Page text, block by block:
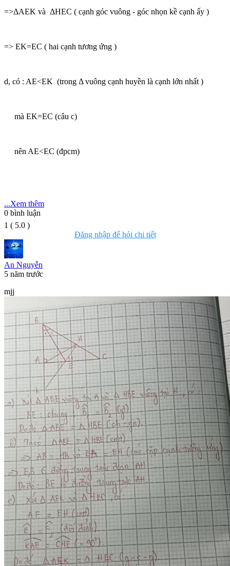
=>ΔAEK và ΔHEC ( cạnh góc vuông - góc nhọn kề cạnh ấy )
=> EK=EC ( hai cạnh tương ứng )
d, có : AE<EK (trong Δ vuông cạnh huyền là cạnh lớn nhất )
mà EK=EC (câu c)
nên AE<EC (đpcm)
...Xem thêm
0 bình luận
1 ( 5.0 )
Đăng nhập để hỏi chi tiết
An Nguyễn
5 năm trước
mjj